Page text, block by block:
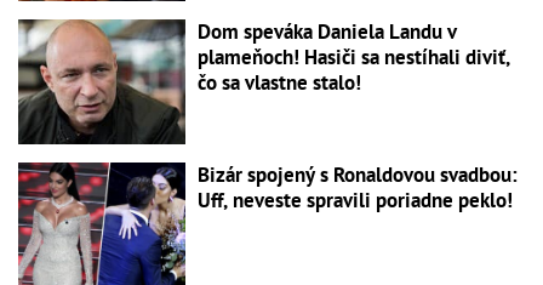
Dom speváka Daniela Landu v
plameňoch! Hasiči sa nestíhali diviť,
čo sa vlastne stalo!
Bizár spojený s Ronaldovou svadbou:
Uff, neveste spravili poriadne peklo!